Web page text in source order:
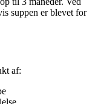
suppen er blevet for
af: